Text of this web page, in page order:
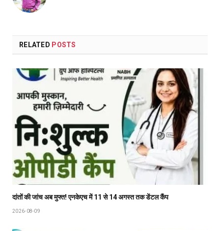
RELATED POSTS
दांतों की जांच अब मुफ्त! एनकेएच में 11 से 14 अगस्त तक डेंटल कैंप
2026-08-09